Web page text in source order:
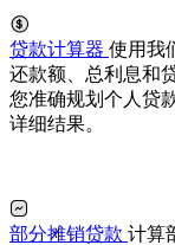
贷款计算器 使用我
还款额、总利息和
您准确规划个人贷
详细结果。
部分摊销贷款 计算